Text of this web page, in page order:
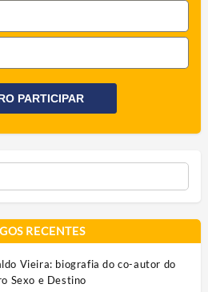
PARTICIPAR
RECENTES
Vieira: biografia do co-autor do
Sexo e Destino